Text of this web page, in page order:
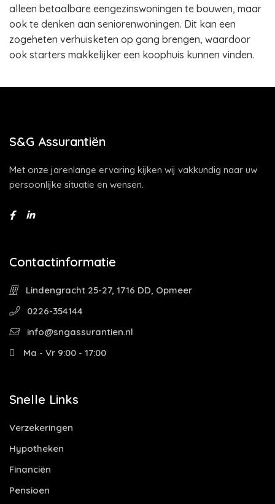
alleen betaalbare eengezinswoningen te bouwen, maar
ook te denken aan seniorenwoningen. Dit kan een
zogeheten verhuisketen op gang brengen, waardoor
ook starters makkelijker een koophuis kunnen vinden.
S&G Assurantiën
Met onze jarenlange ervaring kijken wij vakkundig naar uw
persoonlijke situatie en wensen.
Contactinformatie
Lindengracht 25-27, 1716 DD, Opmeer
0226-354144
info@sngassurantien.nl
Ma - Vr 9:00 - 17:00
Snelle Links
Verzekeringen
Hypotheken
Financiën
Pensioen